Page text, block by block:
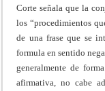
Corte señala que la
los “procedimientos
de una frase que se
formula en sentido
generalmente de
afirmativa, no cabe